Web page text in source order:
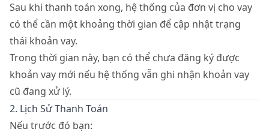
Sau khi thanh toán xong, hệ thống của đơn vị cho vay
có thể cần một khoảng thời gian để cập nhật trạng
thái khoản vay.
Trong thời gian này, bạn có thể chưa đăng ký được
khoản vay mới nếu hệ thống vẫn ghi nhận khoản vay
cũ đang xử lý.
2. Lịch Sử Thanh Toán
Nếu trước đó bạn: